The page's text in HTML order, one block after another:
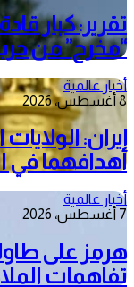
تقرير: كبار
“مخرج” من
أخبار عالمية
8 أغسطس، 2026
إيران:
أهدافهما في
أخبار عالمية
7 أغسطس، 2026
هرمز على
تفاهمات